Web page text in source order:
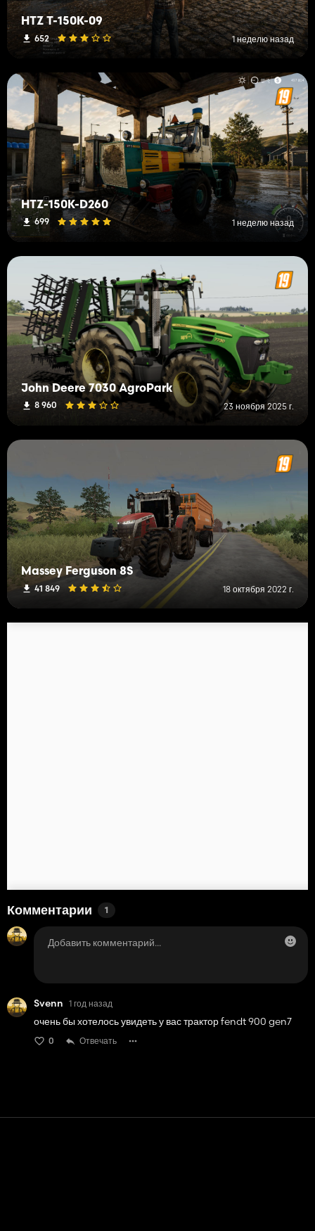
HTZ T-150K-09
652 1 неделю назад
HTZ-150K-D260
699 1 неделю назад
John Deere 7030 AgroPark
8 960 23 ноября 2025 г.
Massey Ferguson 8S
41 849 18 октября 2022 г.
Комментарии 1
Svenn 1 год назад
очень бы хотелось увидеть у вас трактор fendt 900 gen7
0 Отвечать